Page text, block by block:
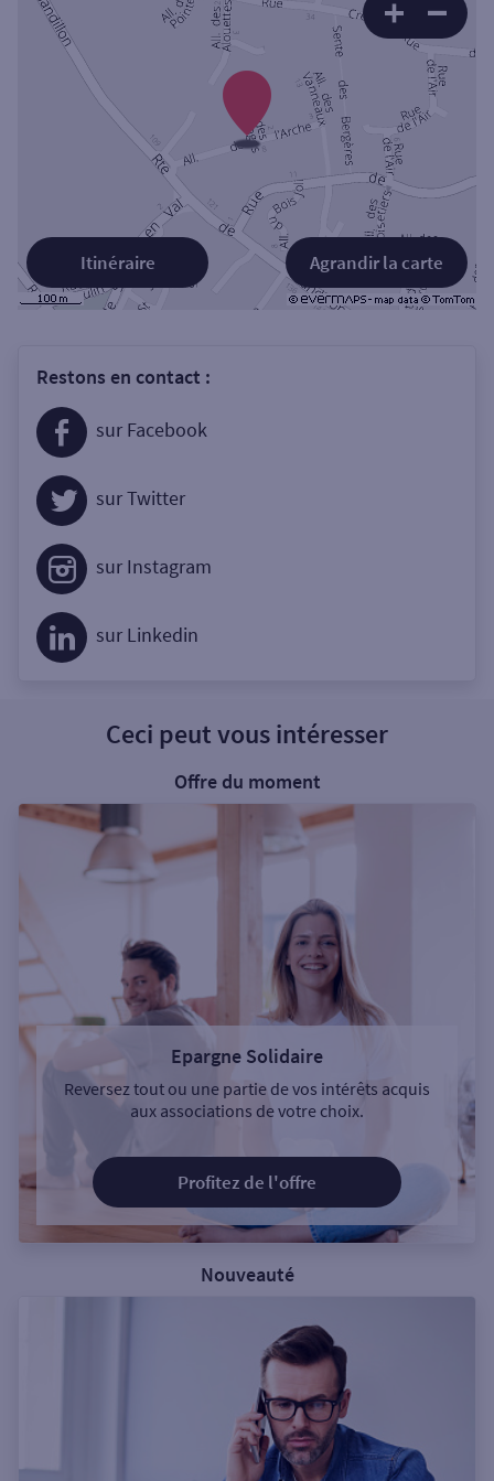
Agrandir la carte
Itinéraire
Restons en contact :
sur Facebook
sur Twitter
sur Instagram
sur Linkedin
Ceci peut vous intéresser
Offre du moment
Epargne Solidaire
Reversez tout ou une partie de vos intérêts acquis
aux associations de votre choix.
Profitez de l'offre
Nouveauté